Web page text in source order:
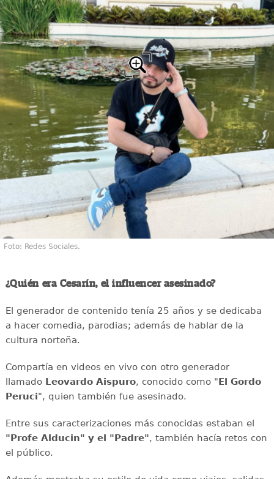
Foto: Redes Sociales.
¿Quién era Cesarín, el influencer asesinado?
El generador de contenido tenía 25 años y se dedicaba
a hacer comedia, parodias; además de hablar de la
cultura norteña.
Compartía en videos en vivo con otro generador
llamadoLeovardo Aispuro, conocido como "El Gordo
Peruci", quien también fue asesinado.
Entre sus caracterizaciones más conocidas estaban el
"Profe Alducin" y el "Padre", también hacía retos con
el público.